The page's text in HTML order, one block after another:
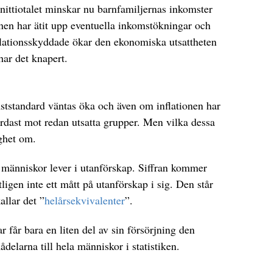
minskar nu barnfamiljernas inkomster
har ätit upp eventuella inkomstökningar och
ökar den ekonomiska utsattheten
det knapert.
väntas öka och även om inflationen har
mot redan utsatta grupper. Men vilka dessa
om.
lever i utanförskap. Siffran kommer
inte ett mått på utanförskap i sig. Den står
det ”helårsekvivalenter”.
får bara en liten del av sin försörjning den
till hela människor i statistiken.